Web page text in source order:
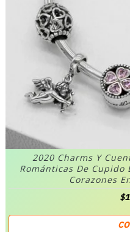
2020 Charms Y
Románticas De Cupido
Corazones